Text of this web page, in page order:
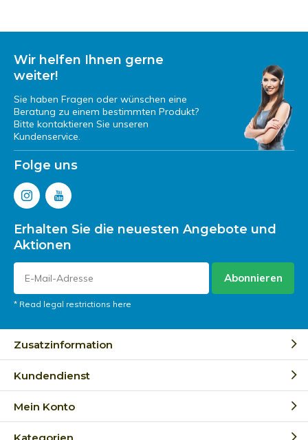
Wir helfen Ihnen gerne
weiter!
Sie haben Fragen oder wünschen eine
Beratung zu einem bestimmten Produkt?
Bitte kontaktieren Sie unseren
Kundenservice.
Folge uns
Erhalten Sie die neuesten Angebote und
Aktionen
Abonnieren
* Read legal restrictions here
Zusatzinformation
Kundendienst
Mein Konto
Kategorien